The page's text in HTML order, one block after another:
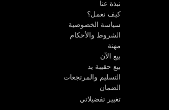
نبذة عنا
كيف نعمل؟
سياسة الخصوصية
الشروط والأحكام
مهنة
بيع الآن
بيع حقيبة يد
التسليم والمرتجعات
الضمان
تغيير تفضيلاتي